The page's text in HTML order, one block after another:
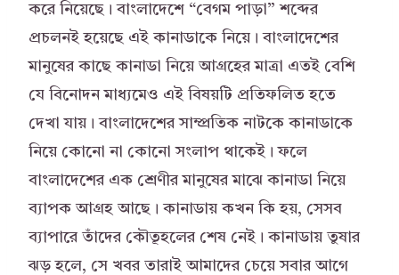
করে নিয়েছে। বাংলাদেশে “বেগম পাড়া” শব্দের
প্রচলনই হয়েছে এই কানাডাকে নিয়ে। বাংলাদেশের
মানুষের কাছে কানাডা নিয়ে আগ্রহের মাত্রা এতই বেশি
যে বিনোদন মাধ্যমেও এই বিষয়টি প্রতিফলিত হতে
দেখা যায়। বাংলাদেশের সাম্প্রতিক নাটকে কানাডাকে
নিয়ে কোনো না কোনো সংলাপ থাকেই। ফলে
বাংলাদেশের এক শ্রেণীর মানুষের মাঝে কানাডা নিয়ে
ব্যাপক আগ্রহ আছে। কানাডায় কখন কি হয়, সেসব
ব্যাপারে তাঁদের কৌতূহলের শেষ নেই। কানাডায় তুষার
ঝড় হলে, সে খবর তারাই আমাদের চেয়ে সবার আগে